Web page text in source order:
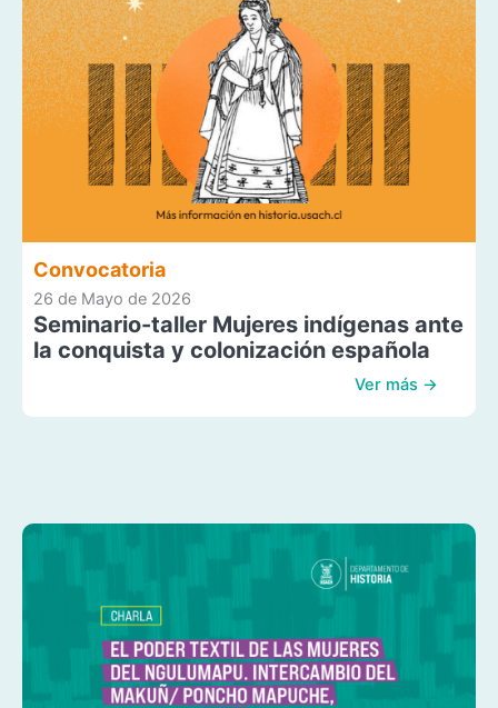
Convocatoria
26 de Mayo de 2026
Seminario-taller Mujeres indígenas ante
la conquista y colonización española
Ver más →